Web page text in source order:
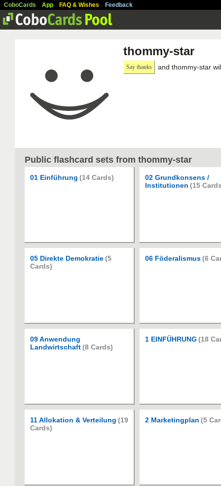
CoboCards App FAQ & Wishes Feedback
thommy-star
Say thanks and thommy-star
Public flashcard sets from thommy-star
01 Einführung (14 Cards)
02 Grundkonsens /
Institutionen (15
05 Direkte Demokratie(5
Cards)
06 Föderalismus(6
09 Anwendung
Landwirtschaft(8 Cards)
1 EINFÜHRUNG (18
11 Allokation & Verteilung (19
Cards)
2 Marketingplan (5